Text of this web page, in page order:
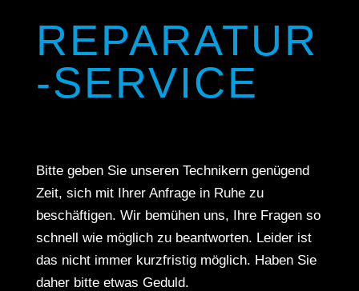
REPARATUR
-SERVICE
Bitte geben Sie unseren Technikern genügend
Zeit, sich mit Ihrer Anfrage in Ruhe zu
beschäftigen. Wir bemühen uns, Ihre Fragen so
schnell wie möglich zu beantworten. Leider ist
das nicht immer kurzfristig möglich. Haben Sie
daher bitte etwas Geduld.